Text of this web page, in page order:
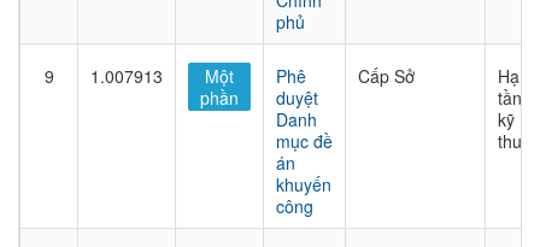
phủ
9 1.007913
Một
phần
Phê
duyệt
Danh
mục đề
án
khuyến
công
Cấp Sở
Hạ
tầng
kỹ
thuật